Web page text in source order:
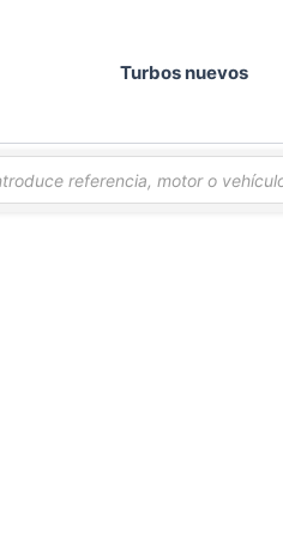
Turbos nuevos